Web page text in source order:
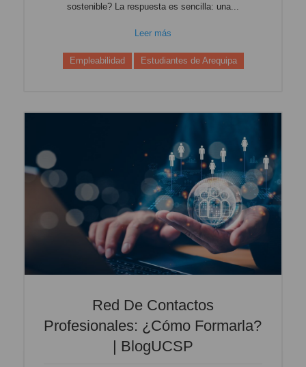
sostenible? La respuesta es sencilla: una...
Leer más
Empleabilidad Estudiantes de Arequipa
Red De Contactos
Profesionales: ¿cómo Formarla?
| BlogUCSP